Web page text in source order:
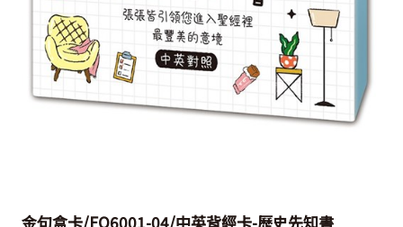
金句盒卡/FQ6001-04/中英背經卡-歷史先知書